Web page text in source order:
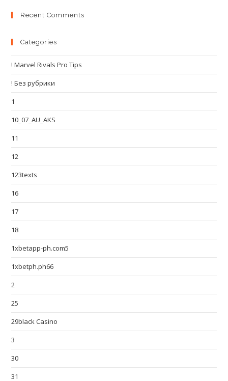
Recent Comments
Categories
! Marvel Rivals Pro Tips
! Без рубрики
1
10_07_AU_AKS
11
12
123texts
16
17
18
1xbetapp-ph.com5
1xbetph.ph66
2
25
29black Casino
3
30
31